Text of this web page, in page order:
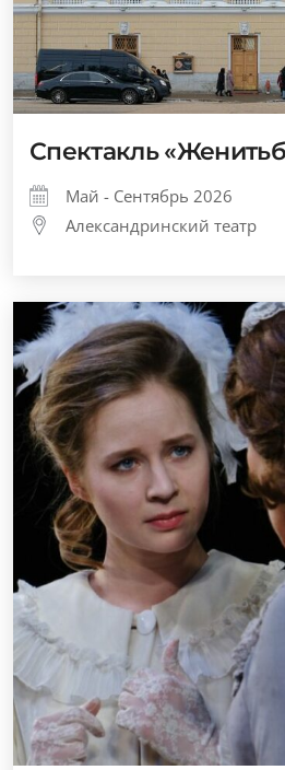
Спектакль
Май - Сентябрь 2026
Александринский театр